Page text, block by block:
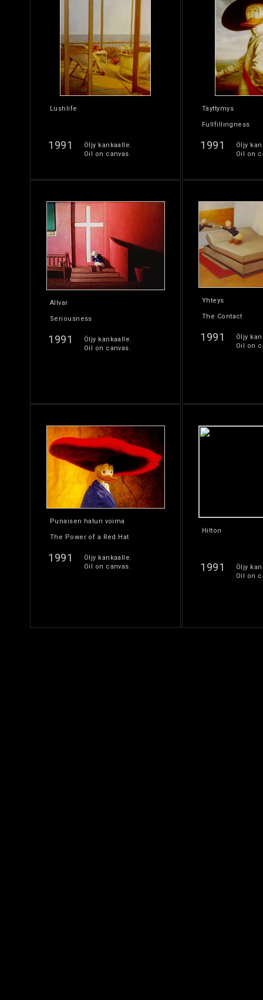
Lushlife
1991
Öljy kankaalle.
Oil on canvas.
Täyttymys
Fullfillingness
1991
Öljy
Oil on
Allvar
Seriousness
1991
Öljy kankaalle.
Oil on canvas.
Yhteys
The Contact
1991
Öljy
Oil on
Punaisen hatun voima
The Power of a Red Hat
1991
Öljy kankaalle.
Oil on canvas.
Hilton
1991
Öljy
Oil on